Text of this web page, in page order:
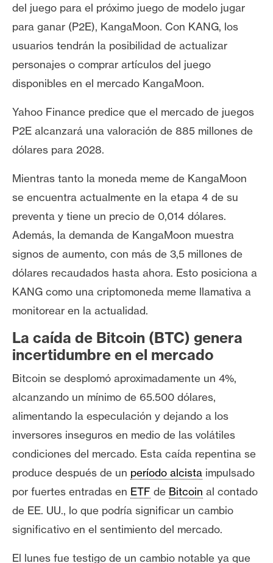
T
e
m
a
s
R
e
c
r
s
o
s
C
n
t
a
c
t
o
y
u
b
l
i
i
d
a
del juego para el próximo juego de modelo jugar
para ganar (P2E), KangaMoon. Con KANG, los
usuarios tendrán la posibilidad de actualizar
personajes o comprar artículos del juego
disponibles en el mercado KangaMoon.
Yahoo Finance predice que el mercado de juegos
P2E alcanzará una valoración de 885 millones de
dólares para 2028.
Mientras tanto la moneda meme de KangaMoon
se encuentra actualmente en la etapa 4 de su
preventa y tiene un precio de 0,014 dólares.
Además, la demanda de KangaMoon muestra
signos de aumento, con más de 3,5 millones de
dólares recaudados hasta ahora. Esto posiciona a
KANG como una criptomoneda meme llamativa a
monitorear en la actualidad.
La caída de Bitcoin (BTC) genera
incertidumbre en el mercado
Bitcoin se desplomó aproximadamente un 4%,
alcanzando un mínimo de 65.500 dólares,
alimentando la especulación y dejando a los
inversores inseguros en medio de las volátiles
condiciones del mercado. Esta caída repentina se
produce después de un período alcista impulsado
por fuertes entradas en ETF de Bitcoin al contado
de EE. UU., lo que podría significar un cambio
significativo en el sentimiento del mercado.
El lunes fue testigo de un cambio notable ya que